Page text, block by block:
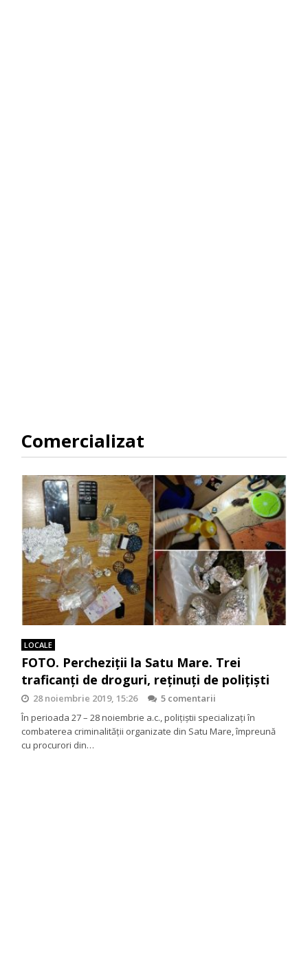
Comercializat
LOCALE
FOTO. Percheziții la Satu Mare. Trei
traficanți de droguri, reținuți de polițiști
28 noiembrie 2019, 15:26
5 comentarii
În perioada 27 – 28 noiembrie a.c., polițiștii specializați în
combaterea criminalității organizate din Satu Mare, împreună
cu procurori din…